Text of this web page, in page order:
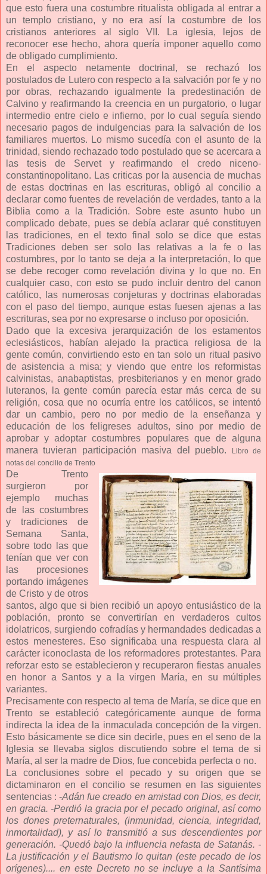
que esto fuera una costumbre ritualista obligada al entrar a
un templo cristiano, y no era así la costumbre de los
cristianos anteriores al siglo VII. La iglesia, lejos de
reconocer ese hecho, ahora quería imponer aquello como
de obligado cumplimiento.
En el aspecto netamente doctrinal, se rechazó los
postulados de Lutero con respecto a la salvación por fe y no
por obras, rechazando igualmente la predestinación de
Calvino y reafirmando la creencia en un purgatorio, o lugar
intermedio entre cielo e infierno, por lo cual seguía siendo
necesario pagos de indulgencias para la salvación de los
familiares muertos. Lo mismo sucedía con el asunto de la
trinidad, siendo rechazado todo postulado que se acercara a
las tesis de Servet y reafirmando el credo niceno-
constantinopolitano. Las criticas por la ausencia de muchas
de estas doctrinas en las escrituras, obligó al concilio a
declarar como fuentes de revelación de verdades, tanto a la
Biblia como a la Tradición. Sobre este asunto hubo un
complicado debate, pues se debía aclarar qué constituyen
las tradiciones, en el texto final solo se dice que estas
Tradiciones deben ser solo las relativas a la fe o las
costumbres, por lo tanto se deja a la interpretación, lo que
se debe recoger como revelación divina y lo que no. En
cualquier caso, con esto se pudo incluir dentro del canon
católico, las numerosas conjeturas y doctrinas elaboradas
con el paso del tiempo, aunque estas fuesen ajenas a las
escrituras, sea por no expresarse o incluso por oposición.
Dado que la excesiva jerarquización de los estamentos
eclesiásticos, habían alejado la practica religiosa de la
gente común, convirtiendo esto en tan solo un ritual pasivo
de asistencia a misa; y viendo que entre los reformistas
calvinistas, anabaptistas, presbiterianos y en menor grado
luteranos, la gente común parecía estar más cerca de su
religión, cosa que no ocurría entre los católicos, se intentó
dar un cambio, pero no por medio de la enseñanza y
educación de los feligreses adultos, sino por medio de
aprobar y adoptar costumbres populares que de alguna
manera tuvieran participación masiva del pueblo.
Libro de
notas del concilio de Trento
De Trento
surgieron por
ejemplo muchas
de las costumbres
y tradiciones de
Semana Santa,
sobre todo las que
tenían que ver con
las procesiones
portando imágenes
de Cristo y de otros
santos, algo que si bien recibió un apoyo entusiástico de la
población, pronto se convertirían en verdaderos cultos
idolatricos, surgiendo cofradías y hermandades dedicadas a
estos menesteres. Eso significaba una respuesta clara al
carácter iconoclasta de los reformadores protestantes. Para
reforzar esto se establecieron y recuperaron fiestas anuales
en honor a Santos y a la virgen María, en su múltiples
variantes.
Precisamente con respecto al tema de María, se dice que en
Trento se estableció categóricamente aunque de forma
indirecta la idea de la inmaculada concepción de la virgen.
Esto básicamente se dice sin decirle, pues en el seno de la
Iglesia se llevaba siglos discutiendo sobre el tema de si
María, al ser la madre de Dios, fue concebida perfecta o no.
La conclusiones sobre el pecado y su origen que se
dictaminaron en el concilio se resumen en las siguientes
sentencias : -Adán fue creado en amistad con Dios, es decir,
en gracia. -Perdió la gracia por el pecado original, así como
los dones preternaturales, (inmunidad, ciencia, integridad,
inmortalidad), y así lo transmitió a sus descendientes por
generación. -Quedó bajo la influencia nefasta de Satanás. -
La justificación y el Bautismo lo quitan (este pecado de los
orígenes).... en este Decreto no se incluye a la Santísima